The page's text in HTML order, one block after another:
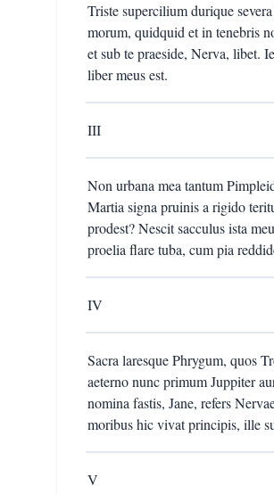
Triste supercilium durique
morum, quidquid et in tenebris
et sub te praeside, Nerva, libet.
liber meus est.
III
Non urbana mea tantum
Martia signa pruinis a rigido
prodest? Nescit sacculus ista
proelia flare tuba, cum pia
IV
Sacra laresque Phrygum, quos
aeterno nunc primum Juppiter
nomina fastis, Jane, refers
moribus hic vivat principis, ille
V